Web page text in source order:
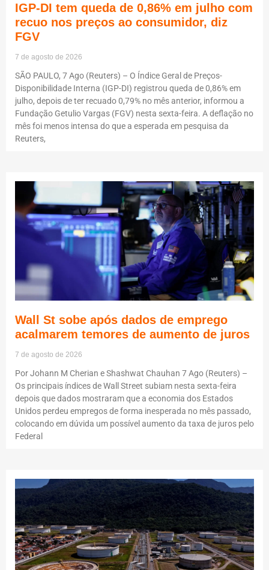
IGP-DI tem queda de 0,86% em julho com
recuo nos preços ao consumidor, diz
FGV
7 de agosto de 2026
SÃO PAULO, 7 Ago (Reuters) – O Índice Geral de Preços-
Disponibilidade Interna (IGP-DI) registrou queda de 0,86% em
julho, depois de ter recuado 0,79% no mês anterior, informou a
Fundação Getulio Vargas (FGV) nesta sexta-feira. A deflação no
mês foi menos intensa do que a esperada em pesquisa da
Reuters,
Wall St sobe após dados de emprego
acalmarem temores de aumento de juros
7 de agosto de 2026
Por Johann M Cherian e Shashwat Chauhan 7 Ago (Reuters) –
Os principais índices de Wall Street subiam nesta sexta-feira
depois que dados mostraram que a economia dos Estados
Unidos perdeu empregos de forma inesperada no mês passado,
colocando em dúvida um possível aumento da taxa de juros pelo
Federal